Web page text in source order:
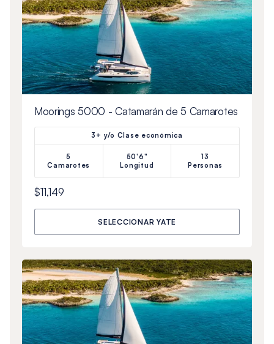
Moorings 5000 - Catamarán de 5 Camarotes
3+ y/o Clase económica
5
Camarotes
50'6"
Longitud
13
Personas
$11,149
SELECCIONAR YATE